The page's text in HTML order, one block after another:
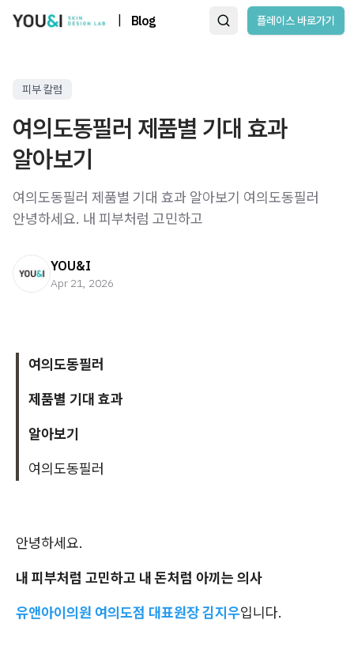
Blog 플레이스 바로가기
피부 칼럼
여의도동필러 제품별 기대 효과
알아보기
여의도동필러 제품별 기대 효과 알아보기 여의도동필러 ​
안녕하세요. 내 피부처럼 고민하고
YOU&I
Apr 21, 2026
여의도동필러
제품별 기대 효과
알아보기
여의도동필러
안녕하세요.
내 피부처럼 고민하고 내 돈처럼 아끼는 의사
유앤아이의원 여의도점 대표원장 김지우입니다.